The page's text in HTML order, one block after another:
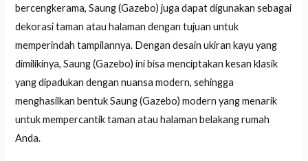
bercengkerama, Saung (Gazebo) juga dapat digunakan sebagai
dekorasi taman atau halaman dengan tujuan untuk
memperindah tampilannya. Dengan desain ukiran kayu yang
dimilikinya, Saung (Gazebo) ini bisa menciptakan kesan klasik
yang dipadukan dengan nuansa modern, sehingga
menghasilkan bentuk Saung (Gazebo) modern yang menarik
untuk mempercantik taman atau halaman belakang rumah
Anda.